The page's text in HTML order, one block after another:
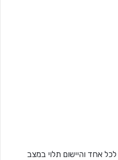
אחד והיישום תלוי במצב